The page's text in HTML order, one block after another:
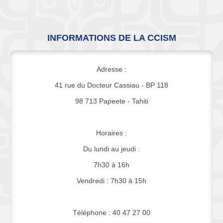
INFORMATIONS DE LA CCISM
Adresse :
41 rue du Docteur Cassiau - BP 118
98 713 Papeete - Tahiti
Horaires :
Du lundi au jeudi :
7h30 à 16h
Vendredi : 7h30 à 15h
Téléphone : 40 47 27 00